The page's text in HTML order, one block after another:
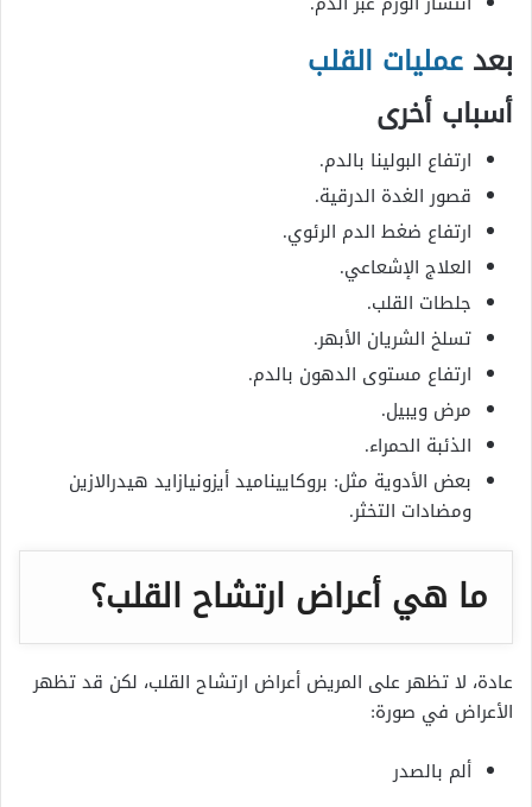
بعد عمليات القلب
أسباب أخرى
ارتفاع البولينا بالدم.
قصور الغدة الدرقية.
ارتفاع ضغط الدم الرئوي.
العلاج الإشعاعي.
جلطات القلب.
تسلخ الشريان الأبهر.
ارتفاع مستوى الدهون بالدم.
مرض ويبيل.
الذئبة الحمراء.
بعض الأدوية مثل: بروكاييناميد أيزونيازايد هيدرالازين
ومضادات التخثر.
ما هي أعراض ارتشاح القلب؟
عادة، لا تظهر على المريض أعراض ارتشاح القلب، لكن قد تظهر
الأعراض في صورة:
ألم بالصدر